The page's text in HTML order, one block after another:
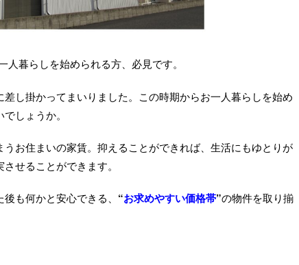
人暮らしを始められる方、必見です。
し掛かってまいりました。この時期からお一人暮らしを始め
しょうか。
お住まいの家賃。抑えることができれば、生活にもゆとりが
せることができます。
も何かと安心できる “お求めやすい価格帯”の物件を取り揃